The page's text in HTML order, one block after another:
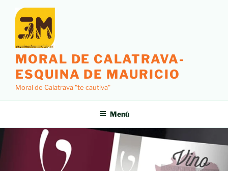
MORAL DE CALATRAVA-
ESQUINA DE MAURICIO
Moral de Calatrava "te cautiva"
Menú